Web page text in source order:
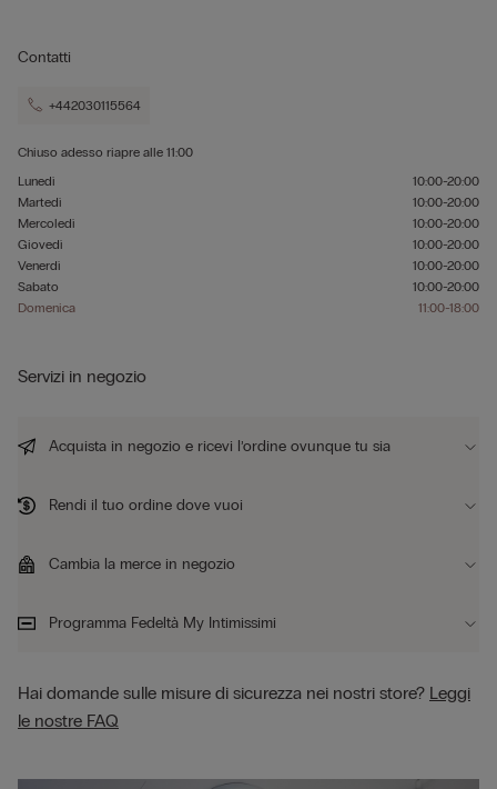
Contatti
+442030115564
Chiuso adesso riapre alle 11:00
Lunedì
10:00-20:00
Martedì
10:00-20:00
Mercoledì
10:00-20:00
Giovedì
10:00-20:00
Venerdì
10:00-20:00
Sabato
10:00-20:00
Domenica
11:00-18:00
Servizi in negozio
Acquista in negozio e ricevi l’ordine ovunque tu sia
Rendi il tuo ordine dove vuoi
Cambia la merce in negozio
Programma Fedeltà My Intimissimi
Hai domande sulle misure di sicurezza nei nostri store? Leggi
le nostre FAQ